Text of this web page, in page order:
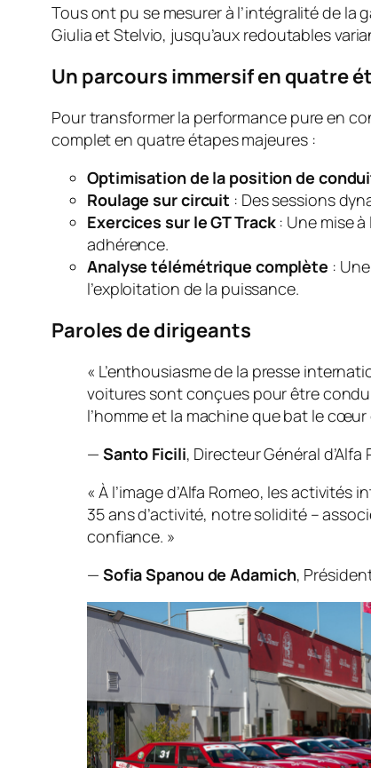
Tous ont pu se mesurer à l’intégralité de
Giulia et Stelvio, jusqu’aux redoutables
Un parcours immersif en quatre
Pour transformer la performance pure en
complet en quatre étapes majeures :
Optimisation de la position de
Roulage sur circuit : Des sessions
Exercices sur le GT Track: Une mise à
adhérence.
Analyse télémétrique complète :
l’exploitation de la puissance.
Paroles de dirigeants
« L’enthousiasme de la presse
voitures sont conçues pour être
l’homme et la machine que bat le
— Santo Ficili, Directeur Général d’Alfa
« À l’image d’Alfa Romeo, les
35 ans d’activité, notre solidité –
confiance. »
— Sofia Spanou de Adamich,